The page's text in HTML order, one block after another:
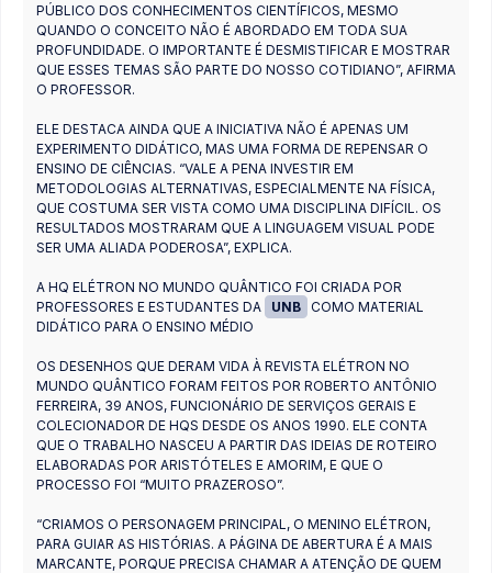
PÚBLICO DOS CONHECIMENTOS CIENTÍFICOS, MESMO
QUANDO O CONCEITO NÃO É ABORDADO EM TODA SUA
PROFUNDIDADE. O IMPORTANTE É DESMISTIFICAR E MOSTRAR
QUE ESSES TEMAS SÃO PARTE DO NOSSO COTIDIANO”, AFIRMA
O PROFESSOR.
ELE DESTACA AINDA QUE A INICIATIVA NÃO É APENAS UM
EXPERIMENTO DIDÁTICO, MAS UMA FORMA DE REPENSAR O
ENSINO DE CIÊNCIAS. “VALE A PENA INVESTIR EM
METODOLOGIAS ALTERNATIVAS, ESPECIALMENTE NA FÍSICA,
QUE COSTUMA SER VISTA COMO UMA DISCIPLINA DIFÍCIL. OS
RESULTADOS MOSTRARAM QUE A LINGUAGEM VISUAL PODE
SER UMA ALIADA PODEROSA”, EXPLICA.
A HQ ELÉTRON NO MUNDO QUÂNTICO FOI CRIADA POR
PROFESSORES E ESTUDANTES DA
UNB COMO MATERIAL
DIDÁTICO PARA O ENSINO MÉDIO
OS DESENHOS QUE DERAM VIDA À REVISTA ELÉTRON NO
MUNDO QUÂNTICO FORAM FEITOS POR ROBERTO ANTÔNIO
FERREIRA, 39 ANOS, FUNCIONÁRIO DE SERVIÇOS GERAIS E
COLECIONADOR DE HQS DESDE OS ANOS 1990. ELE CONTA
QUE O TRABALHO NASCEU A PARTIR DAS IDEIAS DE ROTEIRO
ELABORADAS POR ARISTÓTELES E AMORIM, E QUE O
PROCESSO FOI “MUITO PRAZEROSO”.
“CRIAMOS O PERSONAGEM PRINCIPAL, O MENINO ELÉTRON,
PARA GUIAR AS HISTÓRIAS. A PÁGINA DE ABERTURA É A MAIS
MARCANTE, PORQUE PRECISA CHAMAR A ATENÇÃO DE QUEM